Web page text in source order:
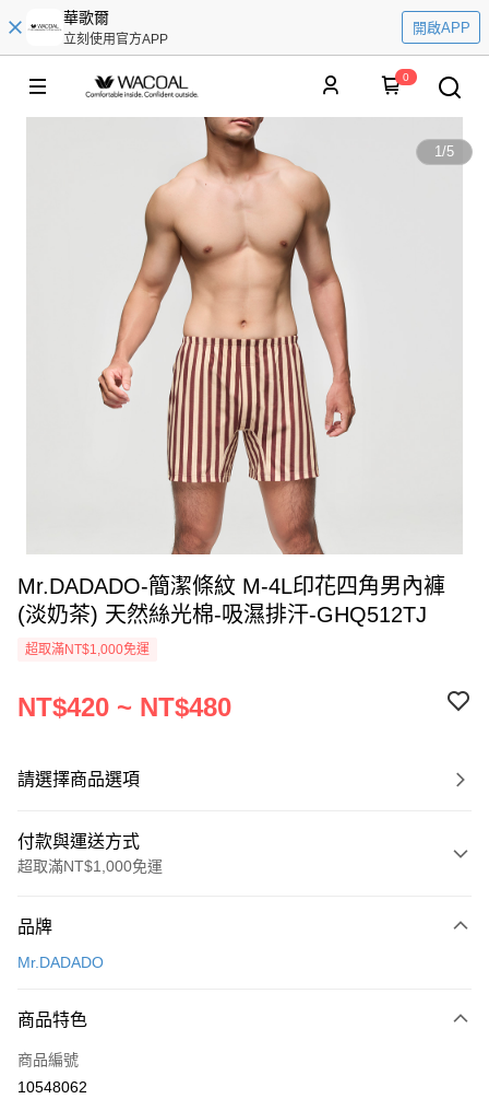
華歌爾
立刻使用官方APP
開啟APP
0
1/5
Mr.DADADO-簡潔條紋 M-4L印花四角男內褲
(淡奶茶) 天然絲光棉-吸濕排汗-GHQ512TJ
超取滿NT$1,000免運
NT$420 ~ NT$480
請選擇商品選項
付款與運送方式
超取滿NT$1,000免運
信用卡一次付款
LINE Pay
街口支付
品牌
Mr.DADADO
商品特色
商品編號
10548062